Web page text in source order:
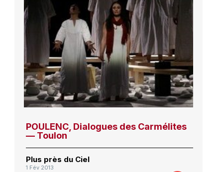
POULENC, Dialogues des Carmélites
— Toulon
Plus près du Ciel
1 Fév 2013